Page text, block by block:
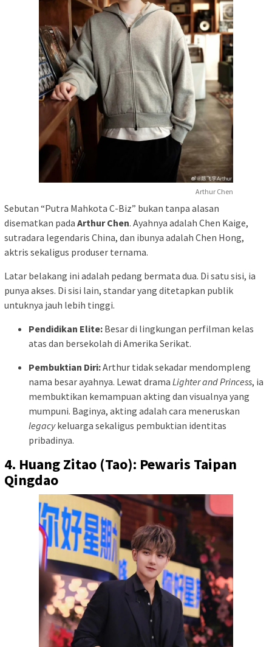
Arthur Chen
Sebutan “Putra Mahkota C-Biz” bukan tanpa alasan
disematkan pada Arthur Chen. Ayahnya adalah Chen Kaige,
sutradara legendaris China, dan ibunya adalah Chen Hong,
aktris sekaligus produser ternama.
Latar belakang ini adalah pedang bermata dua. Di satu sisi, ia
punya akses. Di sisi lain, standar yang ditetapkan publik
untuknya jauh lebih tinggi.
Pendidikan Elite: Besar di lingkungan perfilman kelas
atas dan bersekolah di Amerika Serikat.
Pembuktian Diri:Arthur tidak sekadar mendompleng
nama besar ayahnya. Lewat drama Lighter and Princess, ia
membuktikan kemampuan akting dan visualnya yang
mumpuni. Baginya, akting adalah cara meneruskan
legacykeluarga sekaligus pembuktian identitas
pribadinya.
4. Huang Zitao (Tao): Pewaris Taipan
Qingdao